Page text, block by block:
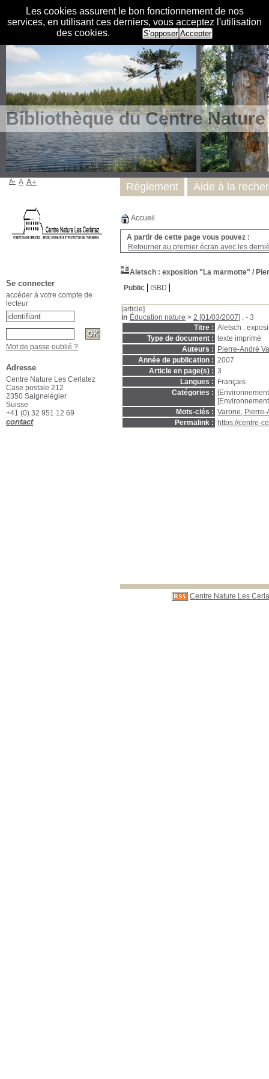
Les cookies assurent le bon fonctionnement de nos
services, en utilisant ces derniers, vous acceptez l'utilisation
des cookies.
S'opposer Accepter
Bibliothèque du Centre
Accueil
A partir de cette page vous pouvez :
Retourner au premier écran avec les
Aletsch : exposition "La marmotte" /
Public
ISBD
[article]
in Éducation nature > 2 [01/03/2007] . - 3
Titre : Aletsch :
Type de document : texte imprimé
Auteurs :
Pierre-André
Année de publication : 2007
Article en page(s) : 3
Langues :
Français
Catégories :
Mots-clés : Varone, Pierre-
Permalink :
https://centre-
Centre Nature Les
Règlement Aide à la
A- A A+
Se connecter
accéder à votre compte de
lecteur
Mot de passe oublié ?
Adresse
Centre Nature Les Cerlatez
Case postale 212
2350 Saignelégier
Suisse
+41 (0) 32 951 12 69
contact